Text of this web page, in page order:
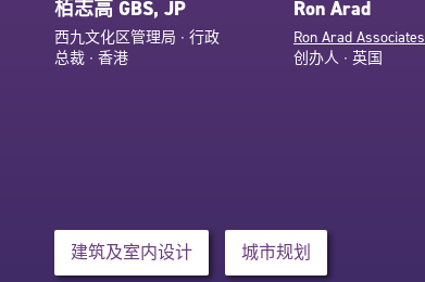
栢志高 GBS, JP
西九文化区管理局 ∙ 行政
总裁 ∙ 香港
Ron Arad
Ron Arad Associates
创办人 ∙ 英国
建筑及室内设计 城市规划